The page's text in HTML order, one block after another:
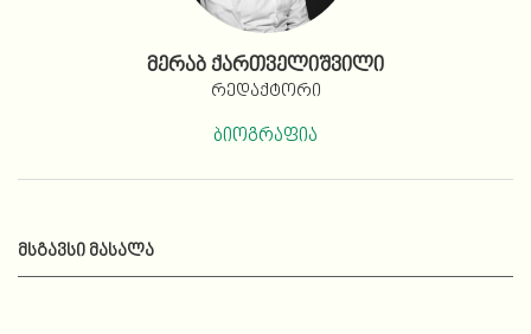
მერაბ ქართველიშვილი
რედაქტორი
ბიოგრაფია
ᲛᲡᲒᲐᲕᲡᲘ ᲛᲐᲡᲐᲚᲐ